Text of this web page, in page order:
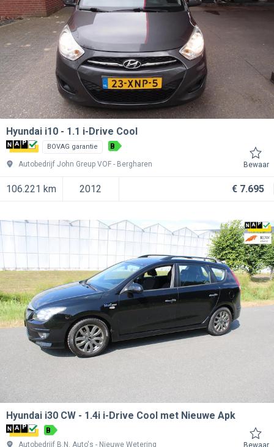
Hyundai i10 1.1 i-Drive Cool
BOVAG garantie B
Autobedrijf John Greup VOF Bergharen Bewaar
106.221 km 2012 € 7.695
Hyundai i30 CW 1.4i i-Drive Cool met Nieuwe Apk
B
Autobedrijf B.N. Auto's
Nieuwe Wetering Bewaar